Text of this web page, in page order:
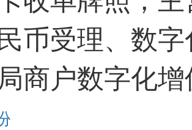
币受理、数
商户数字化